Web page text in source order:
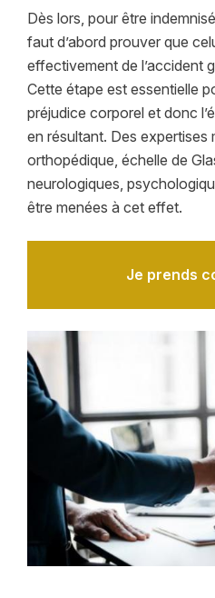
Dès lors, pour être
faut d’abord prouver que
effectivement de l’accident
Cette étape est essentielle
préjudice corporel et donc
en résultant. Des expertises
orthopédique, échelle de
neurologiques,
être menées à cet effet.
Je prends